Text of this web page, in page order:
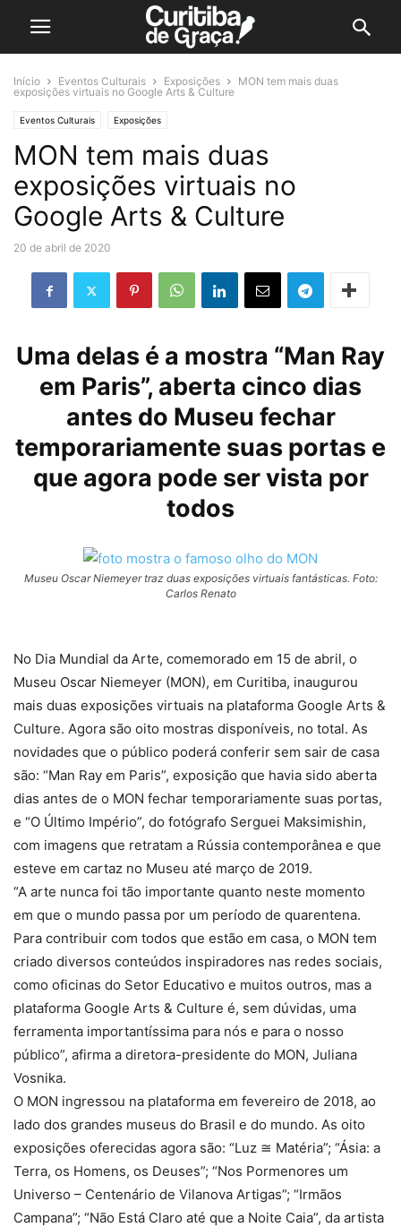
Início Eventos Culturais Exposições
MON tem mais duas
exposições virtuais no Google Arts & Culture
Eventos Culturais Exposições
MON tem mais duas
exposições virtuais no
Google Arts & Culture
20 de abril de 2020
Uma delas é a mostra “Man Ray
em Paris”, aberta cinco dias
antes do Museu fechar
temporariamente suas portas e
que agora pode ser vista por
todos
Museu Oscar Niemeyer traz duas exposições virtuais fantásticas. Foto:
Carlos Renato
No Dia Mundial da Arte, comemorado em 15 de abril, o
Museu Oscar Niemeyer (MON), em Curitiba, inaugurou
mais duas exposições virtuais na plataforma Google Arts &
Culture. Agora são oito mostras disponíveis, no total. As
novidades que o público poderá conferir sem sair de casa
são: “Man Ray em Paris”, exposição que havia sido aberta
dias antes de o MON fechar temporariamente suas portas,
e “O Último Império”, do fotógrafo Serguei Maksimishin,
com imagens que retratam a Rússia contemporânea e que
esteve em cartaz no Museu até março de 2019.
“A arte nunca foi tão importante quanto neste momento
em que o mundo passa por um período de quarentena.
Para contribuir com todos que estão em casa, o MON tem
criado diversos conteúdos inspiradores nas redes sociais,
como oficinas do Setor Educativo e muitos outros, mas a
plataforma Google Arts & Culture é, sem dúvidas, uma
ferramenta importantíssima para nós e para o nosso
público”, afirma a diretora-presidente do MON, Juliana
Vosnika.
O MON ingressou na plataforma em fevereiro de 2018, ao
lado dos grandes museus do Brasil e do mundo. As oito
exposições oferecidas agora são: “Luz ≅ Matéria”; “Ásia: a
Terra, os Homens, os Deuses”; “Nos Pormenores um
Universo – Centenário de Vilanova Artigas”; “Irmãos
Campana”; “Não Está Claro até que a Noite Caia”, da artista